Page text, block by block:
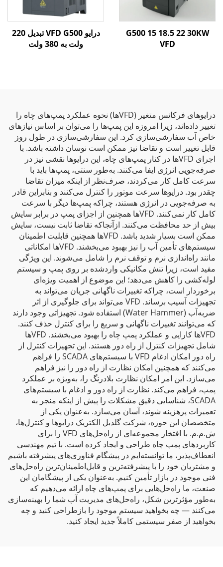
G500 15 18.5 22 30KW
VFD
درایو VFD G500 تبدیل 220
ولت به 380 ولت
درایوهای فرکانس متغیر (VFDها) نحوه عملکرد پمپ‌های چاه را
تغییر داده‌اند، زیرا امروزه این پمپ‌ها را می‌توان بر اساس نیازهای
خاص آب سفارشی‌سازی کرد. این سفارشی‌سازی در طول روز
قابل تغییر است و تقاضا نیز ممکن است نوسان داشته باشد. با
اجرای VFDها در کنار پمپ‌های چاه، این درایوها نقشی نیز در
صرفه‌جویی انرژی ایفا می‌کنند. به‌طور سنتی، پمپ‌ها باید با
سرعت کامل کار می‌کردند، صرف‌نظر از اینکه میزان تقاضا
چقدر بود. درایوها سرعت موتور را کنترل می‌کنند و بنابراین قادر
به صرفه‌جویی در انرژی هستند، چراکه پمپ‌ها دیگر با سرعت
کامل کار نمی‌کنند. VFDها همچنین از اجزای پمپ در برابر سایش
بیش از حد محافظت می‌کنند. ازآنجاکه تقاضا ثابت نیست، سایش
ممکن است بسیار شدید باشد. VFDها همچنین قابلیت اطمینان
سیستم‌های تأمین آب را نیز بهبود می‌بخشند. VFDها امکاناتی
مانند راه‌اندازی نرم و توقف نرم را شامل می‌شوند. این ویژگی
مفید است، زیرا تنش مکانیکی واردشده بر روی پمپ و سیستم
لوله‌کشی را کاهش می‌دهد؛ این موضوع از اهمیت ویژه‌ای
برخوردار است، چراکه تغییرات ناگهانی جریان می‌تواند به
تجهیزات آسیب برساند. VFD می‌تواند برای جلوگیری از اثر
ضربه‌آب (Water Hammer) استفاده شود. تجهیزاتی وجود دارند
که می‌توانند تغییرات ناگهانی و سریع را برای کنترل حذف کنند.
VFDها کارایی و عملکرد پمپ چاه را بهبود می‌بخشند. VFDها
شامل تجهیزات کنترل از راه دور هستند. این تجهیزات کنترل از
راه دور امکان ادغام VFD با سیستم‌های SCADA را فراهم
می‌کنند که همچنین امکان نظارت از راه دور را نیز فراهم
می‌سازد. این امر امکان نظارت بلادرنگ را، به‌ویژه بر عملکرد
پمپ، فراهم می‌کند. نظارت از راه دور و ادغام با سیستم‌های
SCADA، شناسایی دقیق مشکلات را پیش از اینکه منجر به
تعمیرات پرهزینه شوند، آسان می‌سازد. به‌عنوان یکی از
متخصصان این حوزه، شرکت گلدبل الکتریک درایوها و کنترل‌ها،
ش.م.م. با افتخار مجموعه‌ای از راه‌حل‌های VFD را برای
کاربردهای پمپ چاه طراحی و ایجاد کرده است. با تیم مهندسی
انعطاف‌پذیر، ما توانسته‌ایم در پیشگام فناوری‌های پیشرفته باشیم
و مشتریان خود را با پیشرفته‌ترین و قابل‌اطمینان‌ترین راه‌حل‌های
فنی موجود در بازار تأمین کنیم. به‌عنوان یکی از پیشگامان این
صنعت، ما راه‌حل‌هایی برای پمپ‌های چاه ارائه می‌دهیم که
به‌طور مؤثرترین شکل، راه‌حل‌های مدیریت آب شما را بهینه‌سازی
می‌کنند — چه بخواهید سیستم موجود را بازطراحی کنید و چه
بخواهید از صفر سیستمی کاملاً جدید ایجاد کنید.